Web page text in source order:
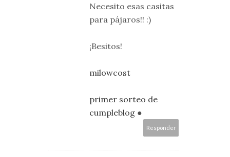
Necesito esas casitas
para pájaros!! :)
¡Besitos!
milowcost
primer sorteo de
cumpleblog ●
Responder